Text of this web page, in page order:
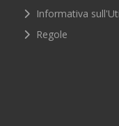
Informativa
Regole